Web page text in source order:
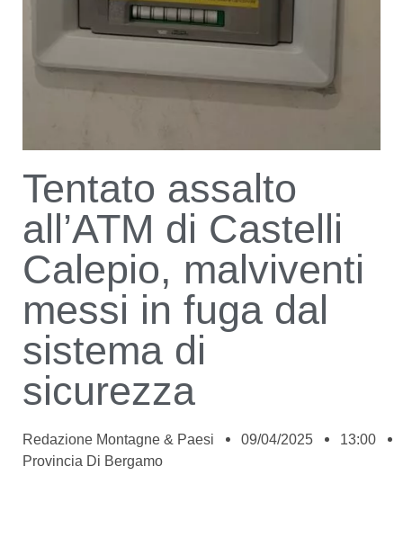
Tentato assalto
all’ATM di Castelli
Calepio, malviventi
messi in fuga dal
sistema di
sicurezza
Redazione Montagne & Paesi 09/04/2025
13:00
Provincia Di Bergamo